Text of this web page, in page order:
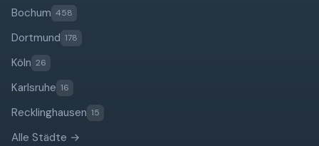
Bochum 458
Dortmund 178
Köln 26
Karlsruhe 16
Recklinghausen 15
Alle Städte →